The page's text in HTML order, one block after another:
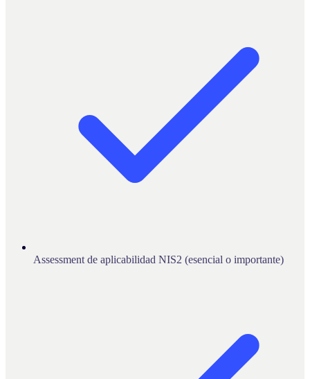
Assessment de aplicabilidad NIS2 (esencial o importante)